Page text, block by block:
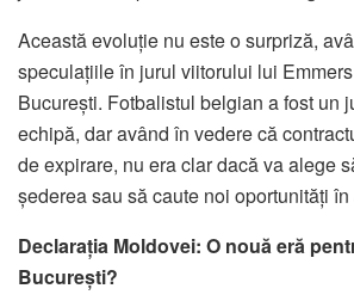
Această evoluție nu este o surpriză,
speculațiile în jurul viitorului lui
București. Fotbalistul belgian a fost un
echipă, dar având în vedere că
de expirare, nu era clar dacă va alege
șederea sau să caute noi oportunități în
Declarația Moldovei: O nouă eră
București?